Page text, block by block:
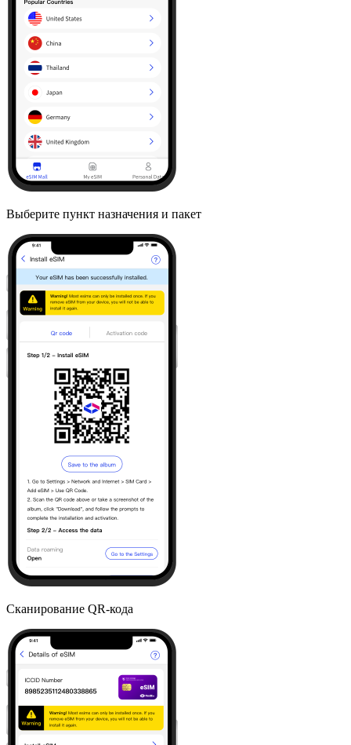
Выберите пункт назначения и пакет
Сканирование QR-кода